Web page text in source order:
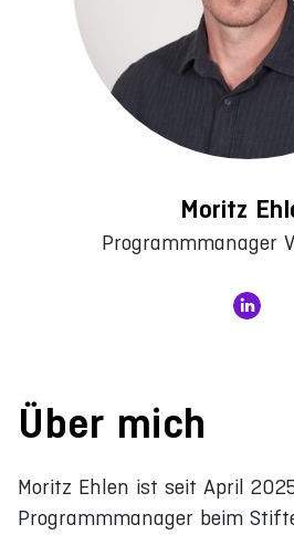
Moritz
Programmmanager
Über mich
Moritz Ehlen ist seit April
Programmmanager beim